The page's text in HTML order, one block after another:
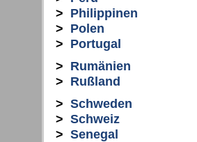
> Philippinen
> Polen
> Portugal
> Rumänien
> Rußland
> Schweden
> Schweiz
> Senegal